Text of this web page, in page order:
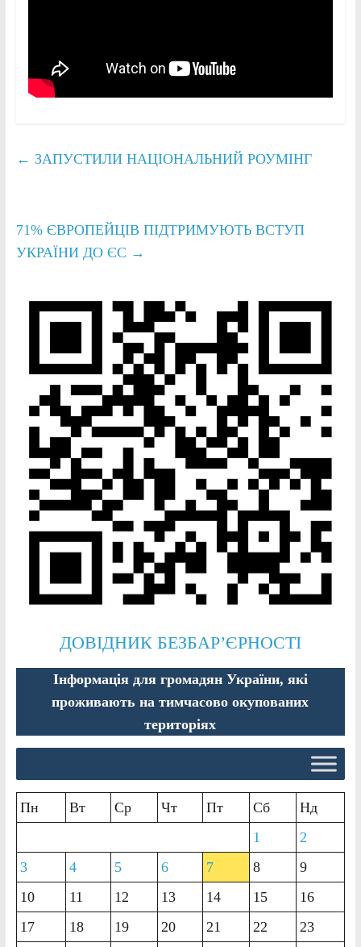
← ЗАПУСТИЛИ НАЦІОНАЛЬНИЙ РОУМІНГ
71% ЄВРОПЕЙЦІВ ПІДТРИМУЮТЬ ВСТУП
УКРАЇНИ ДО ЄС →
ДОВІДНИК БЕЗБАР’ЄРНОСТІ
Інформація для громадян України, які
проживають на тимчасово окупованих
територіях
Пн Вт Ср Чт Пт Сб
Нд
1
2
3
4 5 6 7 8
9
10
11 12 13 14 15
16
17
18 19 20 21 22
23